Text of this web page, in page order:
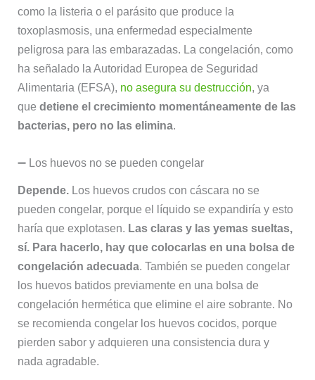
como la listeria o el parásito que produce la
toxoplasmosis, una enfermedad especialmente
peligrosa para las embarazadas. La congelación, como
ha señalado la Autoridad Europea de Seguridad
Alimentaria (EFSA), no asegura su destrucción, ya
quedetiene el crecimiento momentáneamente de las
bacterias, pero no las elimina.
➖ Los huevos no se pueden congelar
Depende. Los huevos crudos con cáscara no se
pueden congelar, porque el líquido se expandiría y esto
haría que explotasen. Las claras y las yemas sueltas,
sí. Para hacerlo, hay que colocarlas en una bolsa de
congelación adecuada. También se pueden congelar
los huevos batidos previamente en una bolsa de
congelación hermética que elimine el aire sobrante. No
se recomienda congelar los huevos cocidos, porque
pierden sabor y adquieren una consistencia dura y
nada agradable.